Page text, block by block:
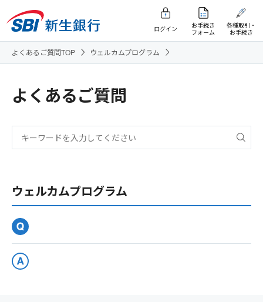
ログイン
お手続き
フォーム
各種取引・
お手続き
よくあるご質問TOP ウェルカムプログラム
よくあるご質問
ウェルカムプログラム